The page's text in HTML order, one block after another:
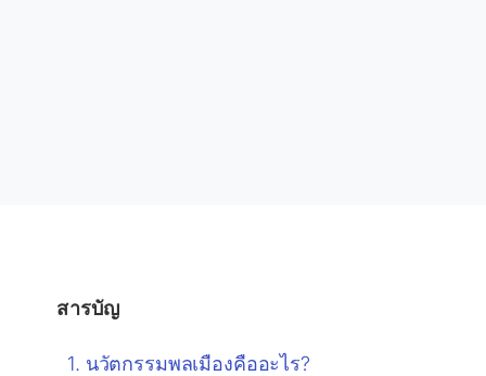
สารบัญ
นวัตกรรมพลเมืองคืออะไร?